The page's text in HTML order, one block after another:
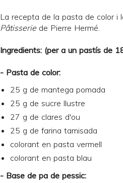
La recepta de la pasta de color i
Pâtisseriede Pierre Hermé.
Ingredients: (per a un pastís de
- Pasta de color:
25 g de mantega pomada
25 g de sucre llustre
27 g de clares d'ou
25 g de farina tamisada
colorant en pasta vermell
colorant en pasta blau
- Base de pa de pessic: